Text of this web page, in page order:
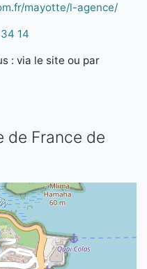
mayotte/l-agence/
34 14
: via le site ou par
de France de